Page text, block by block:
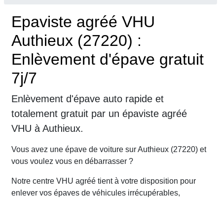
Epaviste agréé VHU
Authieux (27220) :
Enlèvement d'épave gratuit
7j/7
Enlèvement d'épave auto rapide et
totalement gratuit par un épaviste agréé
VHU à Authieux.
Vous avez une épave de voiture sur Authieux (27220) et
vous voulez vous en débarrasser ?
Notre centre VHU agréé tient à votre disposition pour
enlever vos épaves de véhicules irrécupérables,